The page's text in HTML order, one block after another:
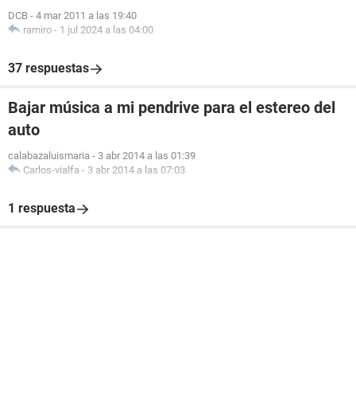
DCB - 4 mar 2011 a las 19:40
ramiro - 1 jul 2024 a las 04:00
37 respuestas
Bajar música a mi pendrive para el estereo del
auto
calabazaluismaria - 3 abr 2014 a las 01:39
Carlos-vialfa - 3 abr 2014 a las 07:03
1 respuesta